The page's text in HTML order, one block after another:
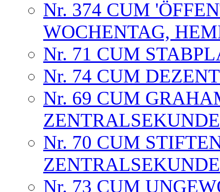
Nr. 374 CUM
WOCHENTAG,
Nr. 71 CUM
Nr. 74 CUM
Nr. 69 CUM
ZENTRALSEKUNDE
Nr. 70 CUM
ZENTRALSEKUNDE
Nr. 73 CUM